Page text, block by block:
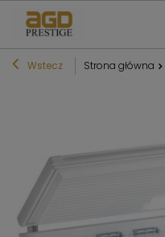
Wstecz Strona główna